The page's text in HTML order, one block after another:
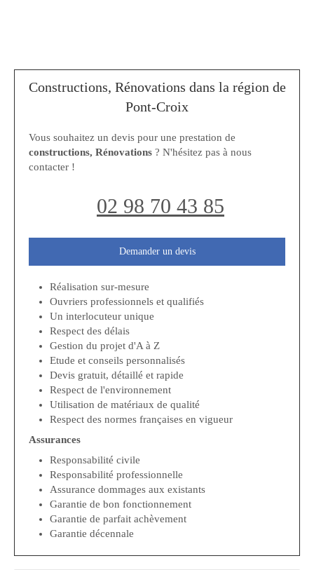
Constructions, Rénovations dans la région de
Pont-Croix
Vous souhaitez un devis pour une prestation de
constructions, Rénovations ? N'hésitez pas à nous
contacter !
02 98 70 43 85
Demander un devis
Réalisation sur-mesure
Ouvriers professionnels et qualifiés
Un interlocuteur unique
Respect des délais
Gestion du projet d'A à Z
Etude et conseils personnalisés
Devis gratuit, détaillé et rapide
Respect de l'environnement
Utilisation de matériaux de qualité
Respect des normes françaises en vigueur
Assurances
Responsabilité civile
Responsabilité professionnelle
Assurance dommages aux existants
Garantie de bon fonctionnement
Garantie de parfait achèvement
Garantie décennale